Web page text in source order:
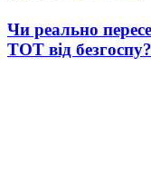
Чи реально
ТОТ від безгоспу?